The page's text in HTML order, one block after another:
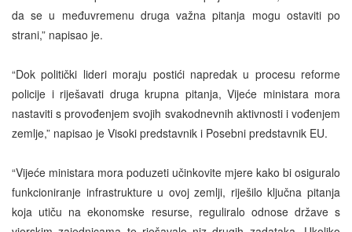
da se u međuvremenu druga važna pitanja mogu ostaviti po
strani,” napisao je.
“Dok politički lideri moraju postići napredak u procesu reforme
policije i riješavati druga krupna pitanja, Vijeće ministara mora
nastaviti s provođenjem svojih svakodnevnih aktivnosti i vođenjem
zemlje,” napisao je Visoki predstavnik i Posebni predstavnik EU.
“Vijeće ministara mora poduzeti učinkovite mjere kako bi osiguralo
funkcioniranje infrastrukture u ovoj zemlji, riješilo ključna pitanja
koja utiču na ekonomske resurse, reguliralo odnose države s